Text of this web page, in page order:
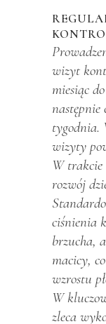
wizyt
miesiąc
następnie
tygodnia.
wizyty
W
rozwój
ciśnienia
brzucha,
macicy,
wzrostu
W
zleca